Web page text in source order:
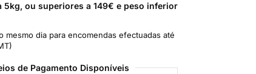
5kg, ou superiores a 149€ e peso inferior
mesmo dia para encomendas efectuadas até
de Pagamento Disponíveis